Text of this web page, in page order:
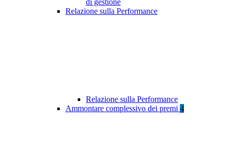
di gestione
Relazione sulla Performance
Relazione sulla Performance
Ammontare complessivo dei premi 4